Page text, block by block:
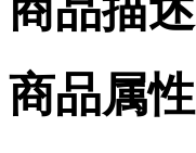
商品描述
商品属性